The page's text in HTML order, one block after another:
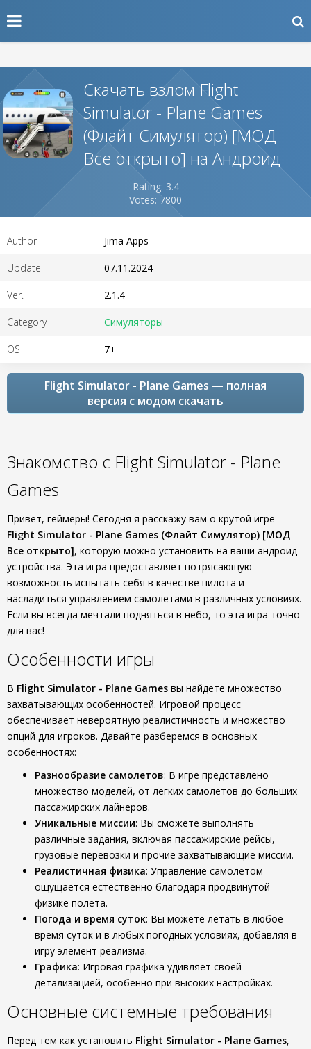
Скачать взлом Flight
Simulator - Plane Games
(Флайт Симулятор) [МОД
Все открыто] на Андроид
Rating: 3.4
Votes: 7800
Author Jima Apps
Update 07.11.2024
Ver. 2.1.4
Category Симуляторы
OS 7+
Flight Simulator - Plane Games — полная
версия с модом скачать
Знакомство с Flight Simulator - Plane
Games
Привет, геймеры! Сегодня я расскажу вам о крутой игре
Flight Simulator - Plane Games (Флайт Симулятор) [МОД
Все открыто], которую можно установить на ваши андроид-
устройства. Эта игра предоставляет потрясающую
возможность испытать себя в качестве пилота и
насладиться управлением самолетами в различных условиях.
Если вы всегда мечтали подняться в небо, то эта игра точно
для вас!
Особенности игры
В Flight Simulator - Plane Games вы найдете множество
захватывающих особенностей. Игровой процесс
обеспечивает невероятную реалистичность и множество
опций для игроков. Давайте разберемся в основных
особенностях:
Разнообразие самолетов: В игре представлено
множество моделей, от легких самолетов до больших
пассажирских лайнеров.
Уникальные миссии: Вы сможете выполнять
различные задания, включая пассажирские рейсы,
грузовые перевозки и прочие захватывающие миссии.
Реалистичная физика: Управление самолетом
ощущается естественно благодаря продвинутой
физике полета.
Погода и время суток: Вы можете летать в любое
время суток и в любых погодных условиях, добавляя в
игру элемент реализма.
Графика: Игровая графика удивляет своей
детализацией, особенно при высоких настройках.
Основные системные требования
Перед тем как установить Flight Simulator - Plane Games,